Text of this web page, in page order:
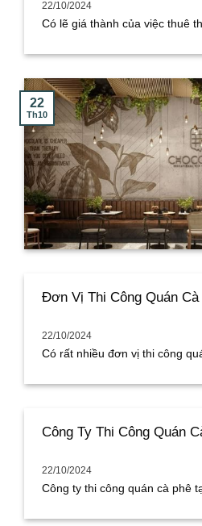
22/10/2024
Có lẽ giá thành của việc thuê
22
Th10
Đơn Vị Thi Công Quán
22/10/2024
Có rất nhiều đơn vị thi công
Công Ty Thi Công Quán
22/10/2024
Công ty thi công quán cà phê